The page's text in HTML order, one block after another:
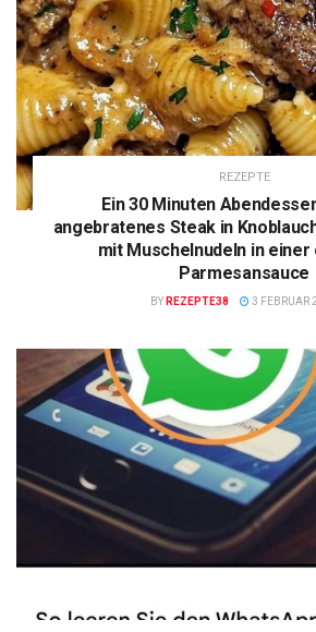
REZEPTE
Ein 30 Minuten
angebratenes Steak in
mit Muschelnudeln in
Parmesansauce
BY REZEPTE38 3 FEBRUAR